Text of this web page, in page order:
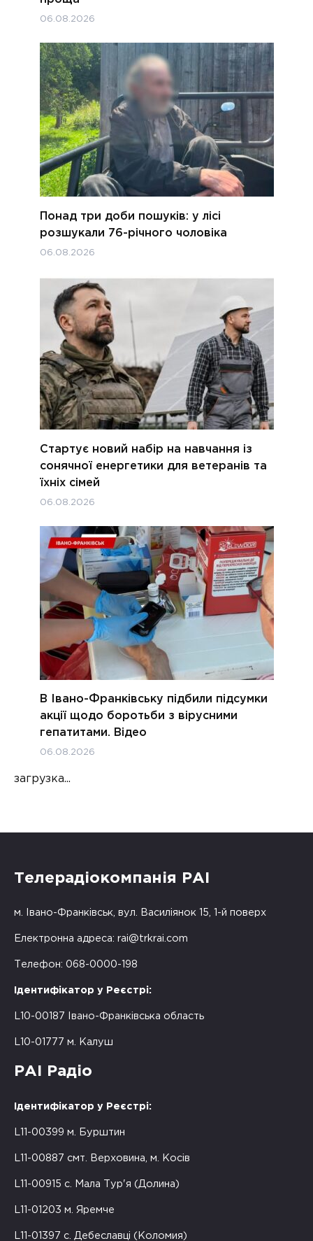
06.08.2026
Понад три доби пошуків: у лісі
розшукали 76-річного чоловіка
06.08.2026
Стартує новий набір на навчання із
сонячної енергетики для ветеранів та
їхніх сімей
06.08.2026
В Івано-Франківську підбили підсумки
акції щодо боротьби з вірусними
гепатитами. Відео
06.08.2026
загрузка...
Телерадіокомпанія РАІ
м. Івано-Франківськ, вул. Василіянок 15, 1-й поверх
Електронна адреса: rai@trkrai.com
Телефон: 068-0000-198
Ідентифікатор у Реєстрі:
L10-00187 Івано-Франківська область
L10-01777 м. Калуш
РАІ Радіо
Ідентифікатор у Реєстрі:
L11-00399 м. Бурштин
L11-00887 смт. Верховина, м. Косів
L11-00915 с. Мала Тур'я (Долина)
L11-01203 м. Яремче
L11-01397 с. Дебеславці (Коломия)